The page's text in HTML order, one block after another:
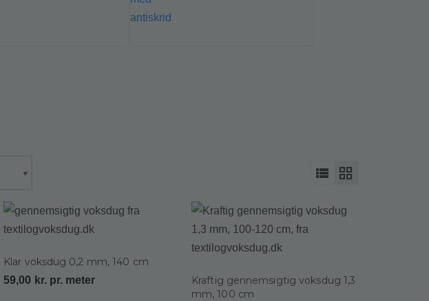
Klar voksdug 0,2 mm, 140 cm
59,00 kr. pr. meter
Kraftig gennemsigtig voksdug 1,3
mm, 100 cm